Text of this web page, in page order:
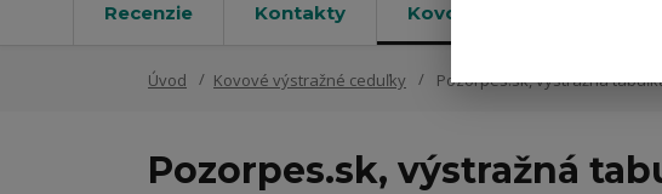
Recenzie Kontakty Kovové výstražné ceduľky
Úvod Kovové výstražné ceduľky Pozorpes.sk, výstražná
Pozorpes.sk, výstražná